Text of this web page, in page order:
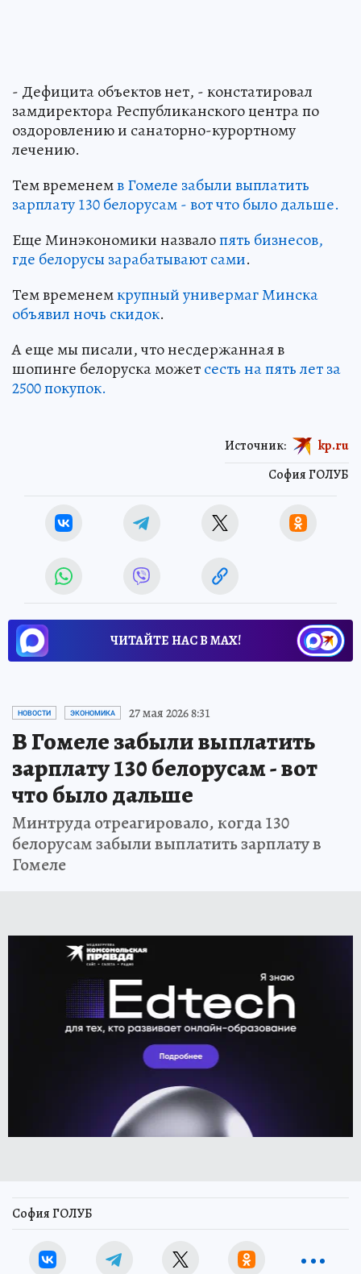
- Дефицита объектов нет, - констатировал
замдиректора Республиканского центра по
оздоровлению и санаторно-курортному
лечению.
Тем временемв Гомеле забыли выплатить
зарплату 130 белорусам - вот что было дальше.
Еще Минэкономики назвалопять бизнесов,
где белорусы зарабатывают сами.
Тем временемкрупный универмаг Минска
объявил ночь скидок.
А еще мы писали, что несдержанная в
шопинге белоруска можетсесть на пять лет за
2500 покупок.
София ГОЛУБ
Источник: kp.ru
ЧИТАЙТЕ НАС В МАХ!
НОВОСТИ ЭКОНОМИКА 27 мая 2026 8:31
В Гомеле забыли выплатить
зарплату 130 белорусам - вот
что было дальше
Минтруда отреагировало, когда 130
белорусам забыли выплатить зарплату в
Гомеле
София ГОЛУБ